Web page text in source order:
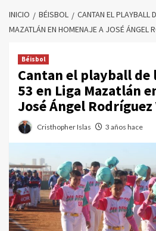
INICIO BÉISBOL
CANTAN EL PLAYBALL
MAZATLÁN EN HOMENAJE A JOSÉ ÁNGEL
Béisbol
Cantan el playball de
53 en Liga Mazatlán
José Ángel
Cristhopher Islas 3 años hace